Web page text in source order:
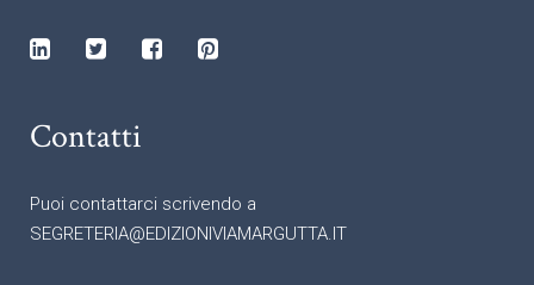
Contatti
Puoi contattarci scrivendo a
SEGRETERIA@EDIZIONIVIAMARGUTTA.IT